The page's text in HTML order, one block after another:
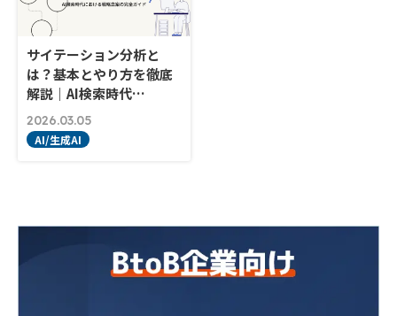
サイテーション分析と
は？基本とやり方を徹底
解説｜AI検索時代…
2026.03.05
AI/生成AI